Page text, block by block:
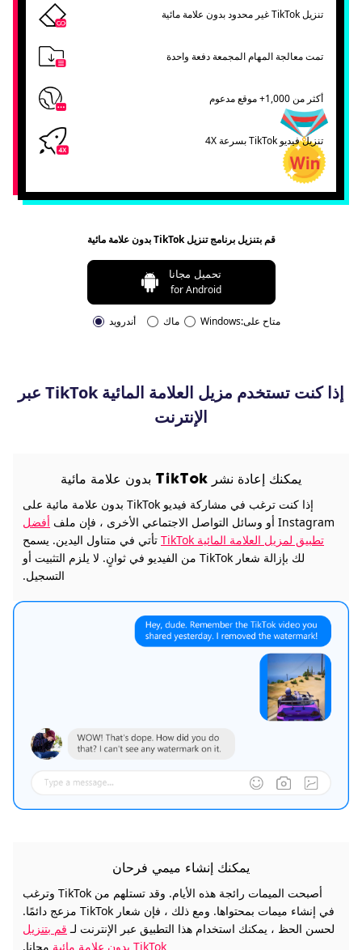
تنزيل TikTok غير محدود بدون علامة مائية
تمت معالجة المهام المجمعة دفعة واحدة
أكثر من 1,000+ موقع مدعوم
تنزيل فيديو TikTok بسرعة 4X
قم بتنزيل برنامج تنزيل TikTok بدون علامة مائية
تحميل مجانا
for Android
متاح على:Windows ماك أندرويد
إذا كنت تستخدم مزيل العلامة المائية TikTok عبر
الإنترنت
يمكنك إعادة نشر TikTok بدون علامة مائية
إذا كنت ترغب في مشاركة فيديو TikTok بدون علامة مائية على
Instagram أو وسائل التواصل الاجتماعي الأخرى ، فإن ملف
أفضل
تطبيق لمزيل العلامة المائية TikTok
تأتي في متناول اليدين. يسمح
لك بإزالة شعار TikTok من الفيديو في ثوانٍ. لا يلزم التثبيت أو
التسجيل.
يمكنك إنشاء ميمي فرحان
أصبحت الميمات رائجة هذه الأيام. وقد تستلهم من TikTok وترغب
في إنشاء ميمات بمحتواها. ومع ذلك ، فإن شعار TikTok مزعج دائمًا.
لحسن الحظ ، يمكنك استخدام هذا التطبيق عبر الإنترنت لـ قم بتنزيل
TikTok بدون علامة مائية
مجانا.